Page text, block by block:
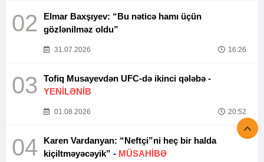
02
Elmar Baxşıyev: “Bu nəticə hamı üçün
gözlənilməz oldu”
31.07.2026 16:26
03
Tofiq Musayevdən UFC-də ikinci qələbə -
YENİLƏNİB
01.08.2026 20:52
04
Karen Vardanyan: “Neftçi”ni heç bir halda
kiçiltməyəcəyik” - MÜSAHİBƏ